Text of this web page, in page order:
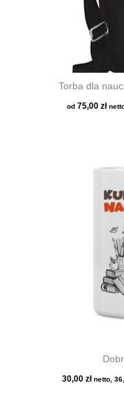
Torba dla
od 75,00 zł
30,00zł netto,